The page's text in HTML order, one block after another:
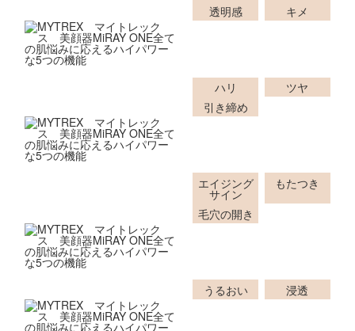
透明感
キメ
ハリ
ツヤ
引き締め
エイジング
サイン
もたつき
毛穴の開き
うるおい 浸透